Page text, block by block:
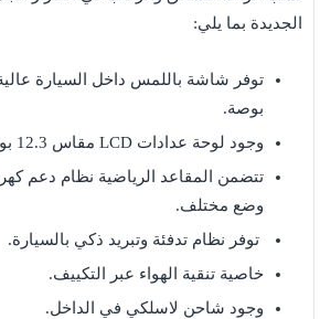
الجديدة بما يلي:
بوصة.
وجود لوحة عدادات LCD مقاس 12.3 بوصة.
وضع مختلف.
توفر نظام تدفئة وتبريد ذكي بالسيارة.
خاصية تنقية الهواء عبر التكييف.
وجود شاحن لاسلكي في الداخل.